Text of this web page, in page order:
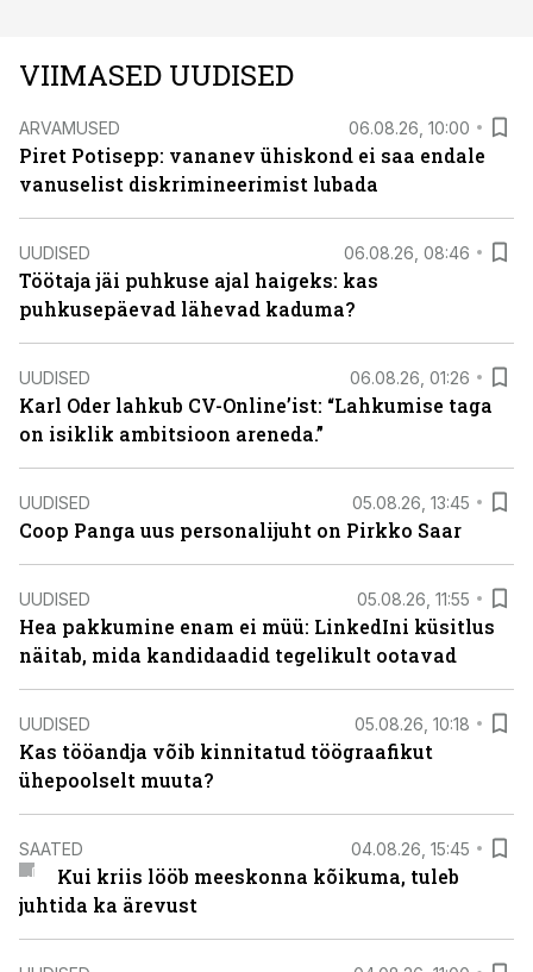
VIIMASED UUDISED
ARVAMUSED 06.08.26, 10:00
Piret Potisepp: vananev ühiskond ei saa endale
vanuselist diskrimineerimist lubada
UUDISED 06.08.26, 08:46
Töötaja jäi puhkuse ajal haigeks: kas
puhkusepäevad lähevad kaduma?
UUDISED 06.08.26, 01:26
Karl Oder lahkub CV-Online’ist: “Lahkumise taga
on isiklik ambitsioon areneda.”
UUDISED 05.08.26, 13:45
Coop Panga uus personalijuht on Pirkko Saar
UUDISED 05.08.26, 11:55
Hea pakkumine enam ei müü: LinkedIni küsitlus
näitab, mida kandidaadid tegelikult ootavad
UUDISED 05.08.26, 10:18
Kas tööandja võib kinnitatud töögraafikut
ühepoolselt muuta?
SAATED 04.08.26, 15:45
Kui kriis lööb meeskonna kõikuma, tuleb
juhtida ka ärevust